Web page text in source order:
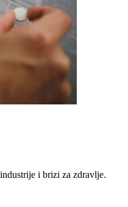
i brizi za zdravlje.